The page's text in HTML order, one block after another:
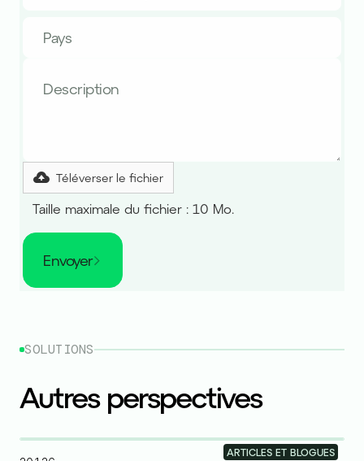
Téléverser le fichier
Taille maximale du fichier : 10 Mo.
Envoyer
SOLUTIONS
Autres perspectives
ARTICLES ET BLOGUES